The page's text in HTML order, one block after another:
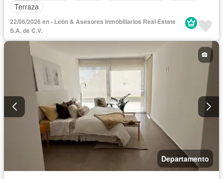
Terraza
22/06/2026 en - León & Asesores Inmobiliarios Real Estate
S.A. de C.V.
Departamento